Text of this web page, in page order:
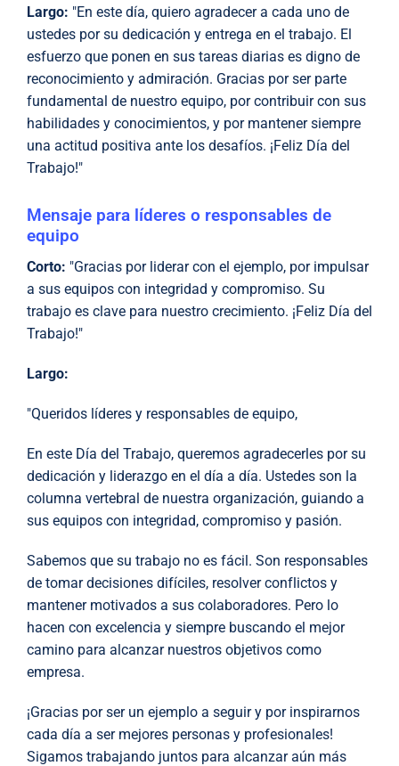
Largo: "En este día, quiero agradecer a cada uno de
ustedes por su dedicación y entrega en el trabajo. El
esfuerzo que ponen en sus tareas diarias es digno de
reconocimiento y admiración. Gracias por ser parte
fundamental de nuestro equipo, por contribuir con sus
habilidades y conocimientos, y por mantener siempre
una actitud positiva ante los desafíos. ¡Feliz Día del
Trabajo!"
Mensaje para líderes o responsables de
equipo
Corto: "Gracias por liderar con el ejemplo, por impulsar
a sus equipos con integridad y compromiso. Su
trabajo es clave para nuestro crecimiento. ¡Feliz Día del
Trabajo!"
Largo:
"Queridos líderes y responsables de equipo,
En este Día del Trabajo, queremos agradecerles por su
dedicación y liderazgo en el día a día. Ustedes son la
columna vertebral de nuestra organización, guiando a
sus equipos con integridad, compromiso y pasión.
Sabemos que su trabajo no es fácil. Son responsables
de tomar decisiones difíciles, resolver conflictos y
mantener motivados a sus colaboradores. Pero lo
hacen con excelencia y siempre buscando el mejor
camino para alcanzar nuestros objetivos como
empresa.
¡Gracias por ser un ejemplo a seguir y por inspirarnos
cada día a ser mejores personas y profesionales!
Sigamos trabajando juntos para alcanzar aún más